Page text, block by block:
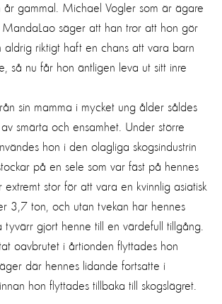
år gammal. Michael Vogler som är ägare
säger att han tror att hon gör
riktigt haft en chans att vara barn
så nu får hon äntligen leva ut sitt inre
sin mamma i mycket ung ålder såldes
smärta och ensamhet. Under större
hon i den olagliga skogsindustrin
på en sele som var fäst på hennes
stor för att vara en kvinnlig asiatisk
3,7 ton, och utan tvekan har hennes
tyvärr gjort henne till en värdefull tillgång.
oavbrutet i årtionden flyttades hon
där hennes lidande fortsatte i
hon flyttades tillbaka till skogslägret.